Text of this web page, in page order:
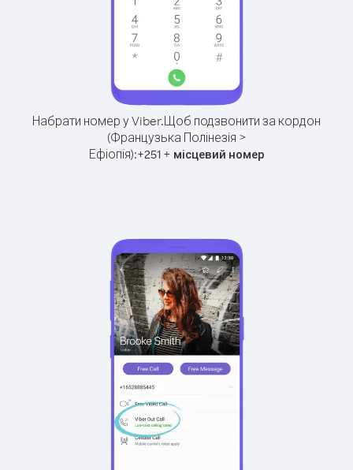
Набрати номер у Viber.Щоб подзвонити за кордон
(Французька Полінезія >
Ефіопія):+251+ місцевий номер